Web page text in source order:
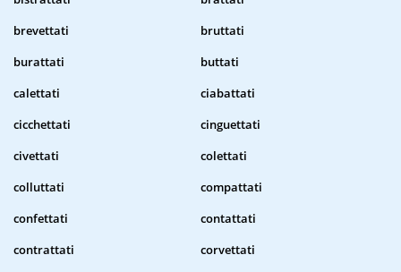
brevettati
bruttati
burattati
buttati
calettati
ciabattati
cicchettati
cinguettati
civettati
colettati
colluttati
compattati
confettati
contattati
contrattati
corvettati